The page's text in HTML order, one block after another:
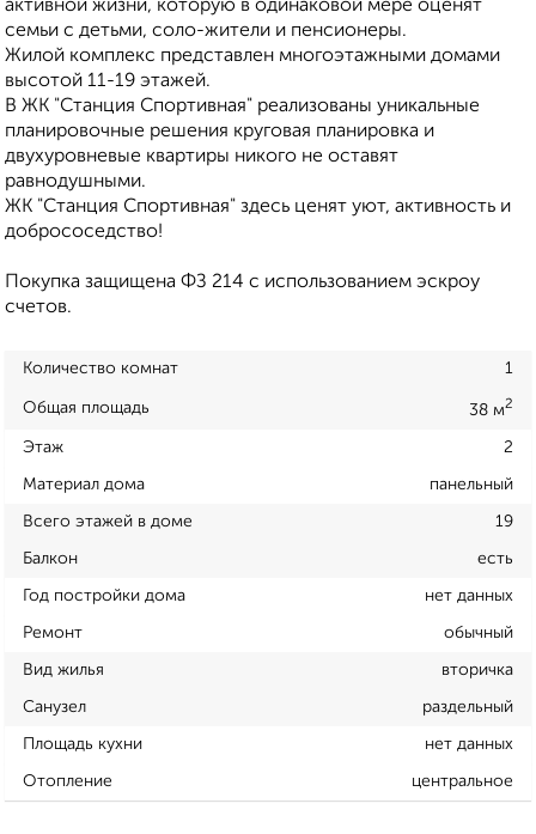
активной жизни, которую в одинаковой мере оценят
семьи с детьми, соло-жители и пенсионеры.
Жилой комплекс представлен многоэтажными домами
высотой 11-19 этажей.
В ЖК "Станция Спортивная" реализованы уникальные
планировочные решения круговая планировка и
двухуровневые квартиры никого не оставят
равнодушными.
ЖК "Станция Спортивная" здесь ценят уют, активность и
добрососедство!
Покупка защищена ФЗ 214 с использованием эскроу
счетов.
Количество комнат 1
Общая площадь 38 м2
Этаж 2
Материал дома панельный
Всего этажей в доме 19
Балкон есть
Год постройки дома нет данных
Ремонт обычный
Вид жилья вторичка
Санузел раздельный
Площадь кухни нет данных
Отопление центральное